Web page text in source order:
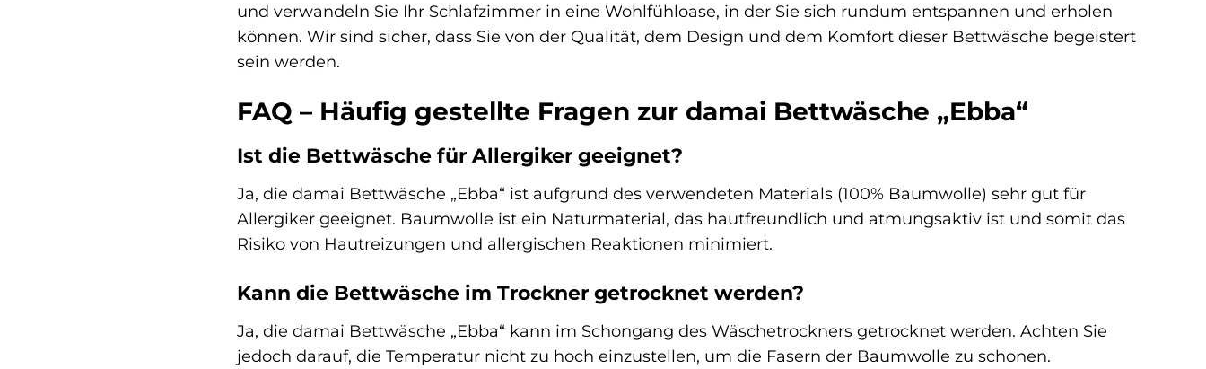
und verwandeln Sie Ihr Schlafzimmer in eine Wohlfühloase, in der Sie sich rundum entspannen und erholen
können. Wir sind sicher, dass Sie von der Qualität, dem Design und dem Komfort dieser Bettwäsche begeistert
sein werden.
FAQ – Häufig gestellte Fragen zur damai Bettwäsche „Ebba“
Ist die Bettwäsche für Allergiker geeignet?
Ja, die damai Bettwäsche „Ebba“ ist aufgrund des verwendeten Materials (100% Baumwolle) sehr gut für
Allergiker geeignet. Baumwolle ist ein Naturmaterial, das hautfreundlich und atmungsaktiv ist und somit das
Risiko von Hautreizungen und allergischen Reaktionen minimiert.
Kann die Bettwäsche im Trockner getrocknet werden?
Ja, die damai Bettwäsche „Ebba“ kann im Schongang des Wäschetrockners getrocknet werden. Achten Sie
jedoch darauf, die Temperatur nicht zu hoch einzustellen, um die Fasern der Baumwolle zu schonen.